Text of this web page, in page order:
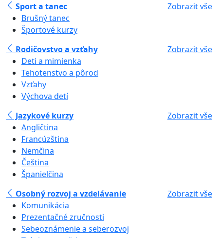
Sport a tanec
Zobrazit vše
Brušný tanec
Športové kurzy
Rodičovstvo a vzťahy
Zobrazit vše
Deti a mimienka
Tehotenstvo a pôrod
Vzťahy
Výchova detí
Jazykové kurzy
Zobrazit vše
Angličtina
Francúzština
Nemčina
Čeština
Španielčina
Osobný rozvoj a vzdelávanie
Zobrazit vše
Komunikácia
Prezentačné zručnosti
Sebeoznámenie a seberozvoj